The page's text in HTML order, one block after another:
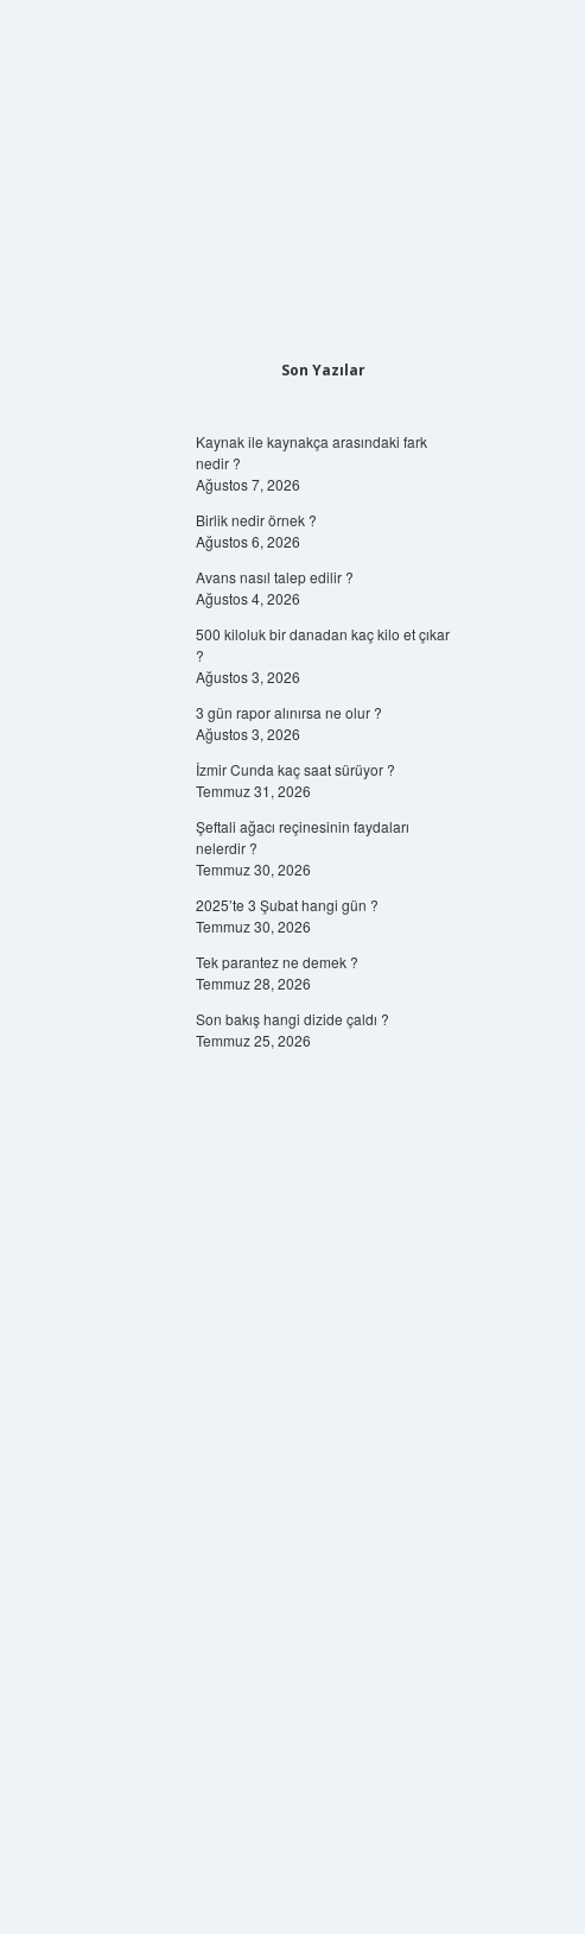
Son Yazılar
Kaynak ile kaynakça arasındaki fark
nedir ?
Ağustos 7, 2026
Birlik nedir örnek ?
Ağustos 6, 2026
Avans nasıl talep edilir ?
Ağustos 4, 2026
500 kiloluk bir danadan kaç kilo et çıkar
?
Ağustos 3, 2026
3 gün rapor alınırsa ne olur ?
Ağustos 3, 2026
İzmir Cunda kaç saat sürüyor ?
Temmuz 31, 2026
Şeftali ağacı reçinesinin faydaları
nelerdir ?
Temmuz 30, 2026
2025’te 3 Şubat hangi gün ?
Temmuz 30, 2026
Tek parantez ne demek ?
Temmuz 28, 2026
Son bakış hangi dizide çaldı ?
Temmuz 25, 2026